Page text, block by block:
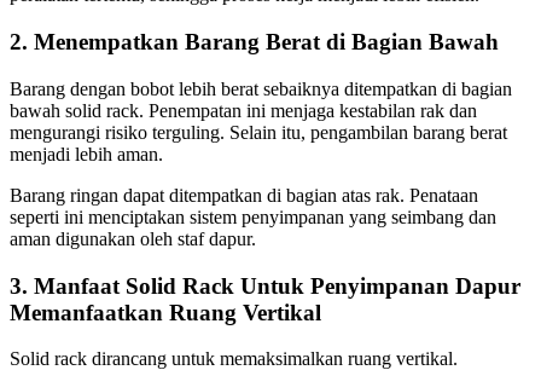
2. Menempatkan Barang Berat di Bagian Bawah
Barang dengan bobot lebih berat sebaiknya ditempatkan di bagian
bawah solid rack. Penempatan ini menjaga kestabilan rak dan
mengurangi risiko terguling. Selain itu, pengambilan barang berat
menjadi lebih aman.
Barang ringan dapat ditempatkan di bagian atas rak. Penataan
seperti ini menciptakan sistem penyimpanan yang seimbang dan
aman digunakan oleh staf dapur.
3. Manfaat Solid Rack Untuk Penyimpanan Dapur
Memanfaatkan Ruang Vertikal
Solid rack dirancang untuk memaksimalkan ruang vertikal.